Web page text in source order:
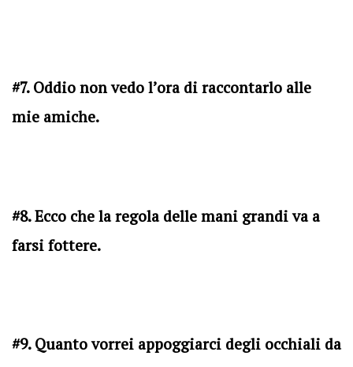
#7. Oddio non vedo l’ora di raccontarlo alle
mie amiche.
#8. Ecco che la regola delle mani grandi va a
farsi fottere.
#9. Quanto vorrei appoggiarci degli occhiali da